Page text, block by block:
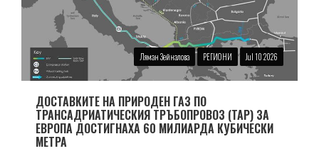
Ляман Зейналова РЕГИОНИ Jul 10 2026
ДОСТАВКИТЕ НА ПРИРОДЕН ГАЗ ПО
ТРАНСАДРИАТИЧЕСКИЯ ТРЪБОПРОВОЗ (TAP) ЗА
ЕВРОПА ДОСТИГНАХА 60 МИЛИАРДА КУБИЧЕСКИ
МЕТРА